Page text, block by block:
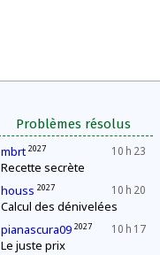
Problèmes résolus
10 h 23
mbrt 2027
Recette secrète
10 h 20
houss 2027
Calcul des dénivelées
10 h 17
pianascura09 2027
Le juste prix